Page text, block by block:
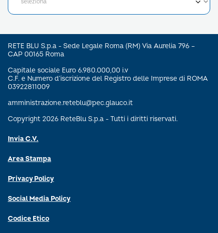
RETE BLU S.p.a - Sede Legale Roma (RM) Via Aurelia 796 –
CAP 00165 Roma
Capitale sociale Euro 6.980.000,00 i.v
C.F. e Numero d’iscrizione del Registro delle Imprese di ROMA
03922811009
amministrazione.reteblu@pec.glauco.it
Copyright 2026 ReteBlu S.p.a - Tutti i diritti riservati.
Invia C.V.
Area Stampa
Privacy Policy
Social Media Policy
Codice Etico